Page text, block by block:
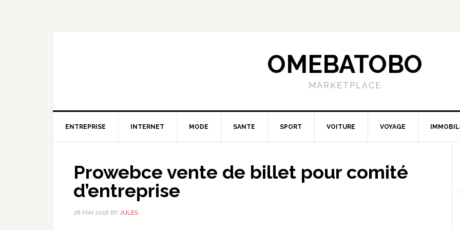
OMEBATOBO
MARKETPLACE
ENTREPRISE INTERNET MODE SANTE SPORT VOITURE VOYAGE
Prowebce vente de billet pour comité
d’entreprise
28 MAI 2018 BY JULES